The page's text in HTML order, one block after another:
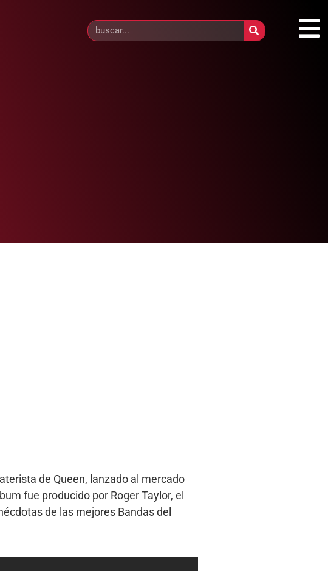
de Queen, lanzado al mercado
fue producido por Roger Taylor, el
de las mejores Bandas del